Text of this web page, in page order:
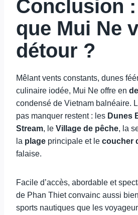
Conclusion
que Mui Ne
détour ?
Mêlant vents constants, dunes
culinaire iodée, Mui Ne offre en
condensé de Vietnam balnéaire.
pas manquer restent : les Dunes
Stream, le Village de pêche, la
la plage principale et le coucher
falaise.
Facile d’accès, abordable et
de Phan Thiet convainc aussi
sports nautiques que les